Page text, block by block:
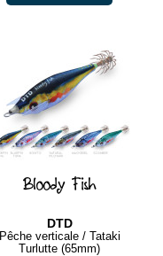
Bloody Fish
DTD
Pêche verticale / Tataki
Turlutte (65mm)